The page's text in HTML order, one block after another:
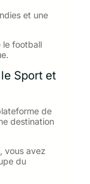
et une
le football
Sport et
de
destination
vous avez
du